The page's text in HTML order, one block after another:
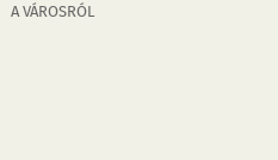
A VÁROSRÓL